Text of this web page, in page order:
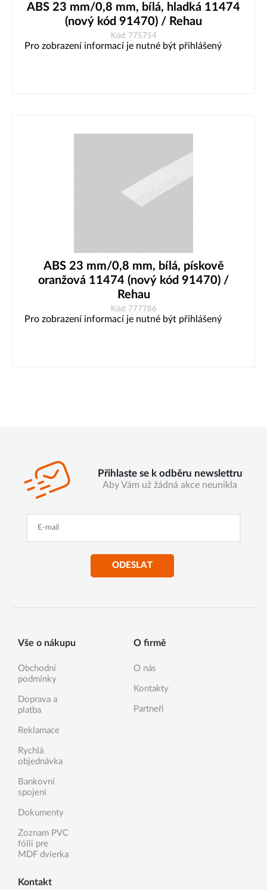
ABS 23 mm/0,8 mm, bílá, hladká 11474
(nový kód 91470) / Rehau
Kód: 775754
Pro zobrazení informací je nutné být přihlášený
ABS 23 mm/0,8 mm, bílá, pískově
oranžová 11474 (nový kód 91470) /
Rehau
Kód: 777786
Pro zobrazení informací je nutné být přihlášený
Přihlaste se k odběru newslettru
Aby Vám už žádná akce neunikla
ODESLAT
Vše o nákupu
Obchodní
podmínky
Doprava a
platba
Reklamace
Rychlá
objednávka
Bankovní
spojení
Dokumenty
Zoznam PVC
fólii pre
MDF dvierka
O firmě
O nás
Kontakty
Partneři
Kontakt